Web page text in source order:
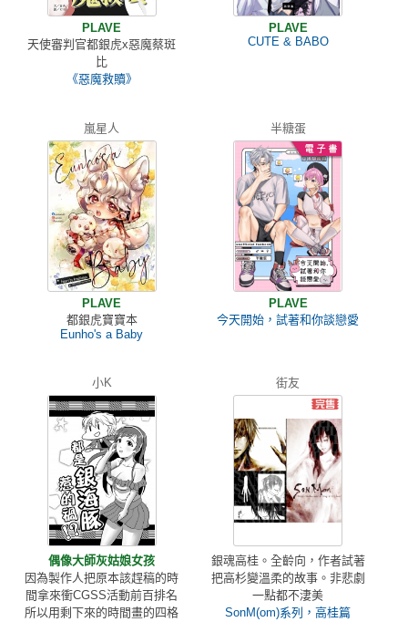
PLAVE
天使審判官都銀虎x惡魔蔡斑
比
《惡魔救贖》
PLAVE
CUTE & BABO
嵐星人
PLAVE
都銀虎寶寶本
Eunho's a Baby
半糖蛋
PLAVE
今天開始，試著和你談戀愛
小K
偶像大師灰姑娘女孩
因為製作人把原本該趕稿的時
間拿來衝CGSS活動前百排名
所以用剩下來的時間畫的四格
街友
銀魂高桂。全齡向，作者試著
把高杉變溫柔的故事。非悲劇
一點都不淒美
SonM(om)系列，高桂篇